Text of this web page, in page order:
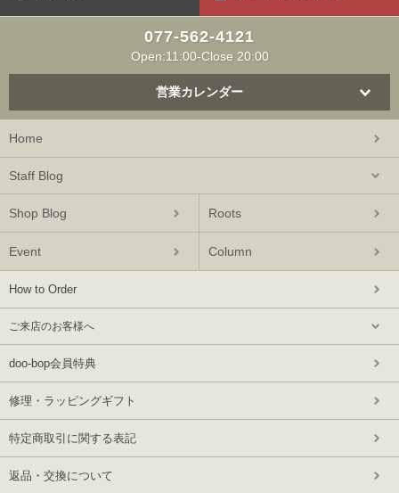
077-562-4121
Open:11:00-Close 20:00
営業カレンダー
Home
Staff Blog
Shop Blog Roots
Event Column
How to Order
ご来店のお客様へ
doo-bop会員特典
修理・ラッピングギフト
特定商取引に関する表記
返品・交換について